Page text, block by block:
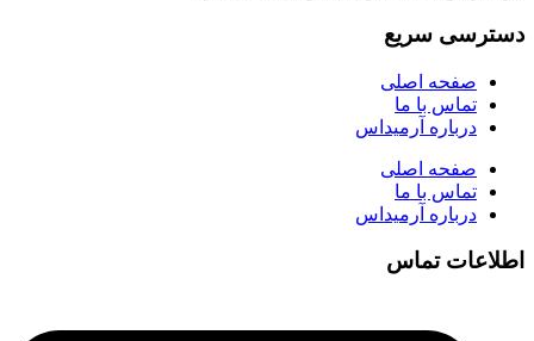
دسترسی سریع
صفحه اصلی
تماس با ما
درباره آرمیداس
صفحه اصلی
تماس با ما
درباره آرمیداس
اطلاعات تماس